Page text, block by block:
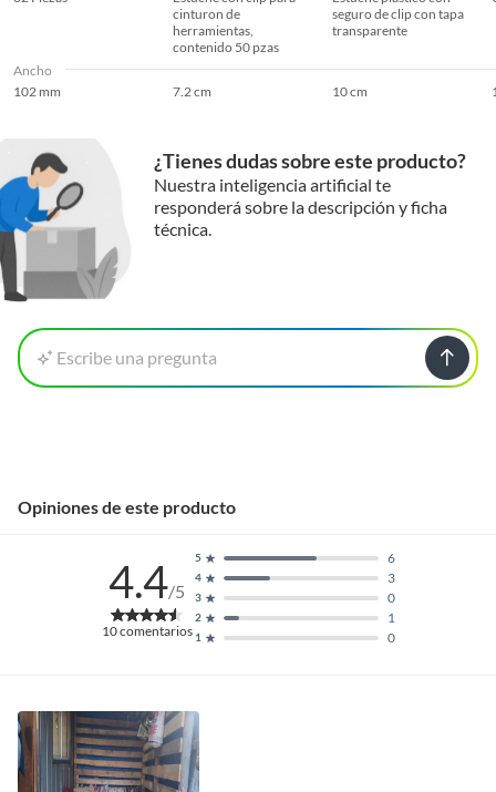
cinturon de
herramientas,
contenido 50 pzas
seguro de clip con tapa
transparente
Ancho
102 mm
7.2 cm 10 cm
¿Tienes dudas sobre este producto?
Nuestra inteligencia artificial te
responderá sobre la descripción y ficha
técnica.
Escribe una pregunta
Opiniones de este producto
4.4/5
10comentarios 1 0
2 1
3 0
4 3
5 6